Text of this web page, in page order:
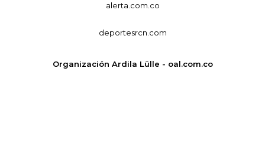
alerta.com.co
deportesrcn.com
Organización Ardila Lülle - oal.com.co